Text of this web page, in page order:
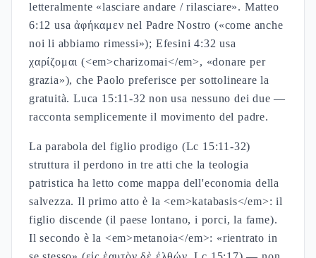
letteralmente «lasciare andare / rilasciare». Matteo
6:12 usa ἀφήκαμεν nel Padre Nostro («come anche
noi li abbiamo rimessi»); Efesini 4:32 usa
χαρίζομαι (<em>charizomai</em>, «donare per
grazia»), che Paolo preferisce per sottolineare la
gratuità. Luca 15:11-32 non usa nessuno dei due —
racconta semplicemente il movimento del padre.
La parabola del figlio prodigo (Lc 15:11-32)
struttura il perdono in tre atti che la teologia
patristica ha letto come mappa dell'economia della
salvezza. Il primo atto è la <em>katabasis</em>: il
figlio discende (il paese lontano, i porci, la fame).
Il secondo è la <em>metanoia</em>: «rientrato in